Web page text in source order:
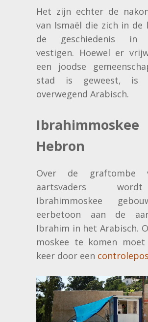
Het zijn echter de
van Ismaël die zich in de
de geschiedenis in
vestigen. Hoewel er
een joodse
stad is geweest, is
overwegend Arabisch.
Ibrahimmoskee
Hebron
Over de graftombe
aartsvaders
Ibrahimmoskee
eerbetoon aan de
Ibrahim in het Arabisch.
moskee te komen
keer door een